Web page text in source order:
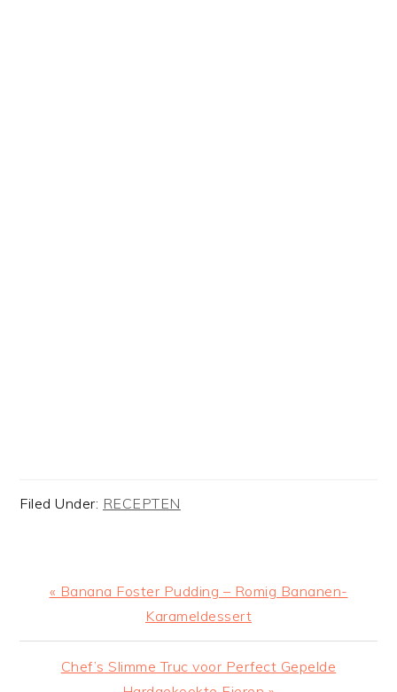
Filed Under: RECEPTEN
Previous
« Banana Foster Pudding – Romig Bananen-
Karameldessert
Next
Chef’s Slimme Truc voor Perfect Gepelde